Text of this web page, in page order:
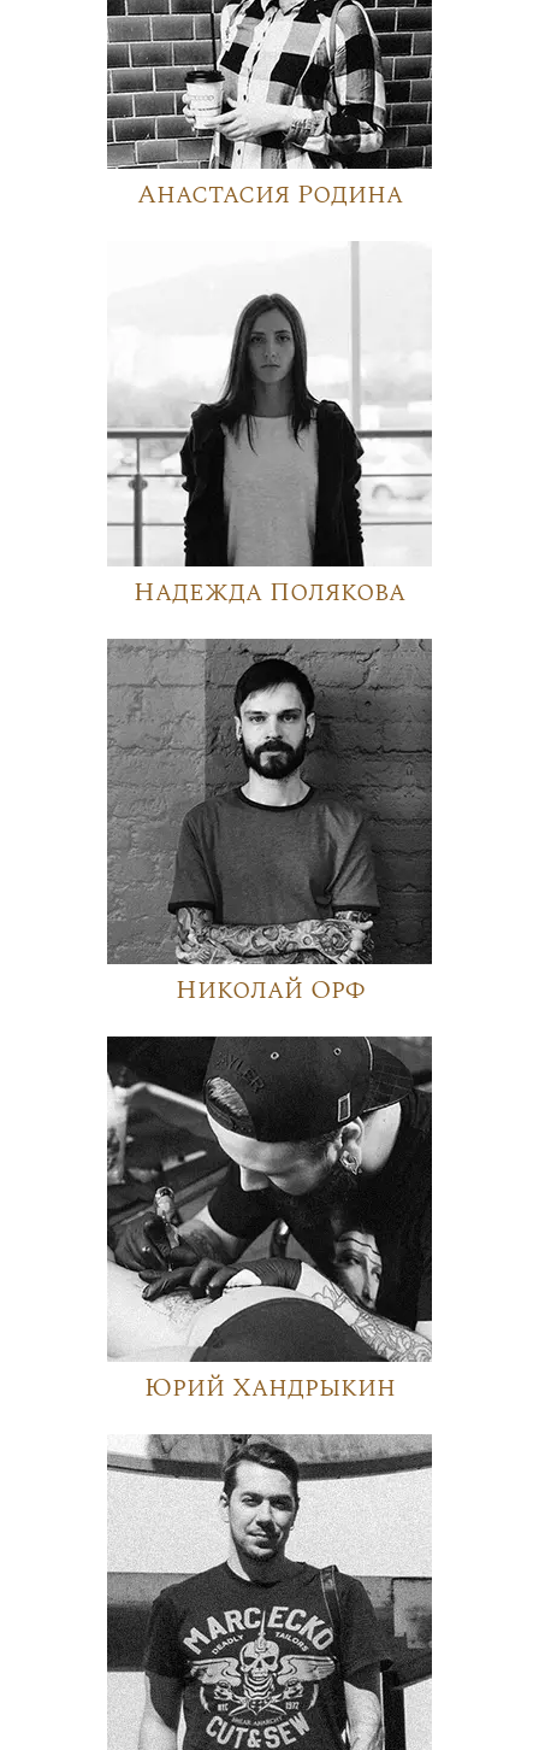
Анастасия Родина
Надежда Полякова
Николай Орф
Юрий Хандрыкин